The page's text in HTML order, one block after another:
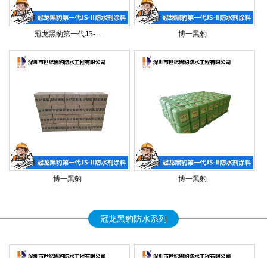
冠龙黑豹第一代JS-... 博一黑豹
博一黑豹 博一黑豹
冠龙黑豹防水系列